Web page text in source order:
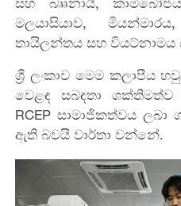
මලයාසියාව,
තායිලන්තය සහ
ශ්‍රී ලංකාව මෙම කලාපීය
වෙළඳ සබඳතා
RCEP සාමාජිකත්වය
ඇති බවයි වාර්තා වන්නේ.